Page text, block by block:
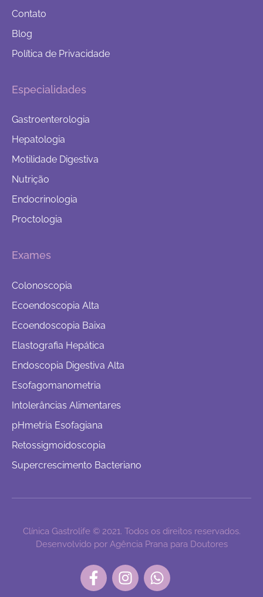
Contato
Blog
Política de Privacidade
Especialidades
Gastroenterologia
Hepatologia
Motilidade Digestiva
Nutrição
Endocrinologia
Proctologia
Exames
Colonoscopia
Ecoendoscopia Alta
Ecoendoscopia Baixa
Elastografia Hepática
Endoscopia Digestiva Alta
Esofagomanometria
Intolerâncias Alimentares
pHmetria Esofagiana
Retossigmoidoscopia
Supercrescimento Bacteriano
Clínica Gastrolife © 2021. Todos os direitos reservados.
Desenvolvido por Agência Prana para Doutores